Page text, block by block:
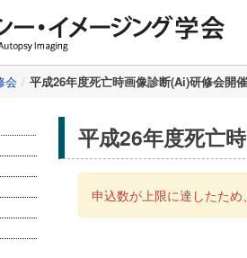
会 / 平成26年度死亡時画像診断(Ai)研修会開
平成26年度死亡
申込数が上限に達したた